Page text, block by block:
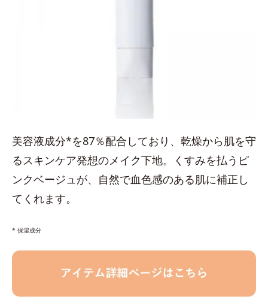
美容液成分*を87％配合しており、乾燥から肌を守
るスキンケア発想のメイク下地。くすみを払うピ
ンクベージュが、自然で血色感のある肌に補正し
てくれます。
* 保湿成分